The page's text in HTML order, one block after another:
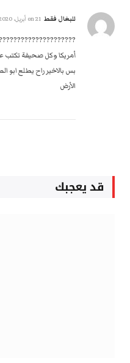
للبغال فقط 21 أبريل، 2020 11:09 ص
أمريكا وكل صحيفة تكتب
بس بالاخير راح يطلع
الأرض
قد يعجبك